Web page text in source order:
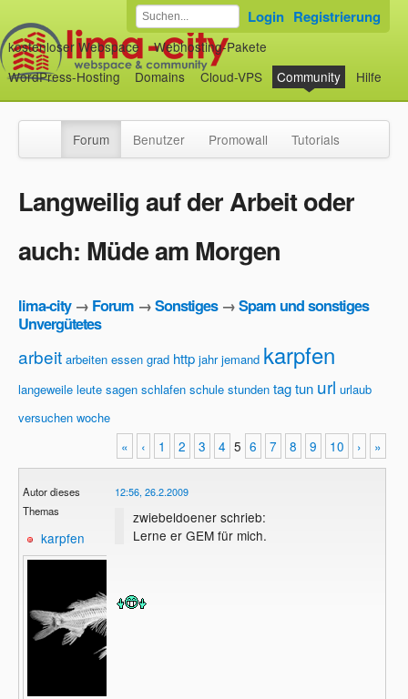
kostenloser Webspace
Webhosting-Pakete
WordPress-Hosting
Domains Cloud-VPS Community Hilfe
Login Registrierung
Forum Benutzer Promowall Tutorials
Langweilig auf der Arbeit oder
auch: Müde am Morgen
lima-city→ Forum →Sonstiges→Spam und sonstiges
Unvergütetes
arbeit arbeiten essen grad http jahr jemand karpfen
langeweile leute sagen schlafen schule stunden tagtun url urlaub
versuchen woche
« ‹ 1 2 3 4 5 6 7 8 9 10 › »
Autor dieses
Themas
karpfen
12:56, 26.2.2009
zwiebeldoener schrieb:
Lerne er GEM für mich.